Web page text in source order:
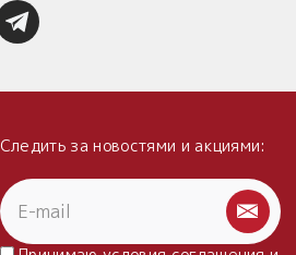
Следить за новостями и акциями: